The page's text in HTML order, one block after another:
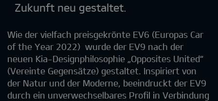
Zukunft neu gestaltet.
Wie der vielfach preisgekrönte EV6 (Europas Car
of the Year 2022) wurde der EV9 nach der
neuen Kia-Designphilosophie „Opposites United“
(Vereinte Gegensätze) gestaltet. Inspiriert von
der Natur und der Moderne, beeindruckt der EV9
durch ein unverwechselbares Profil in Verbindung